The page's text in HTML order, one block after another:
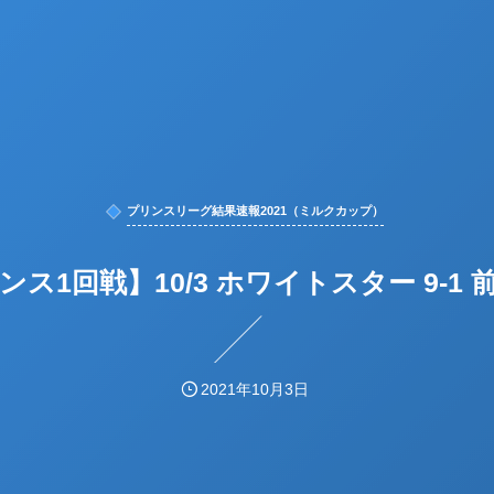
プリンスリーグ結果速報2021（ミルクカップ）
ス1回戦】10/3 ホワイトスター 9-1
2021年10月3日